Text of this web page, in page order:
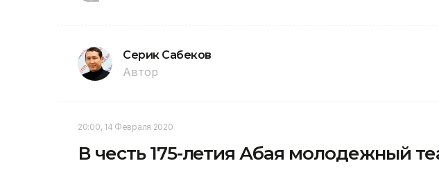
Серик Сабеков
Автор
20:00, 14 Февраля 2020
В честь 175-летия Абая молодежный